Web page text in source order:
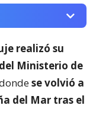
realizó su
Ministerio de
se volvió a
del Mar tras el